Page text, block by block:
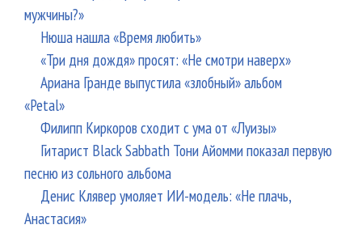
мужчины?»
Нюша нашла «Время любить»
«Три дня дождя» просят: «Не смотри наверх»
Ариана Гранде выпустила «злобный» альбом
«Petal»
Филипп Киркоров сходит с ума от «Луизы»
Гитарист Black Sabbath Тони Айомми показал первую
песню из сольного альбома
Денис Клявер умоляет ИИ-модель: «Не плачь,
Анастасия»